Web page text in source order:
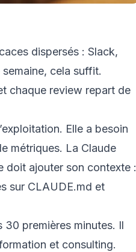
dispersés : Slack,
cela suffit.
chaque review repart de
Elle a besoin
métriques. La Claude
doit ajouter son contexte :
sur CLAUDE.md et
30 premières minutes. Il
et consulting.